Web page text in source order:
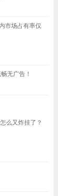
市场占有率仅
无广告！
么又炸挂了？